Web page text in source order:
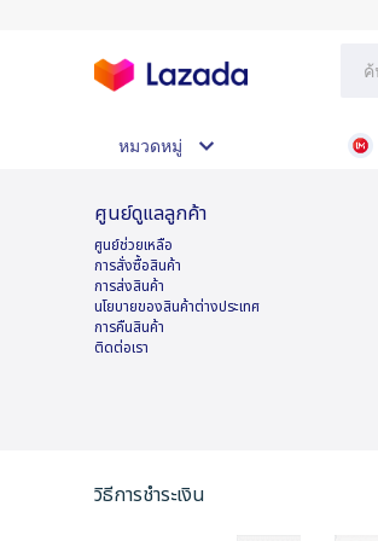
หมวดหมู่
ศูนย์ดูแลลูกค้า
ศูนย์ช่วยเหลือ
การสั่งซื้อสินค้า
การส่งสินค้า
นโยบายของสินค้าต่างประเทศ
การคืนสินค้า
ติดต่อเรา
วิธีการชำระเงิน